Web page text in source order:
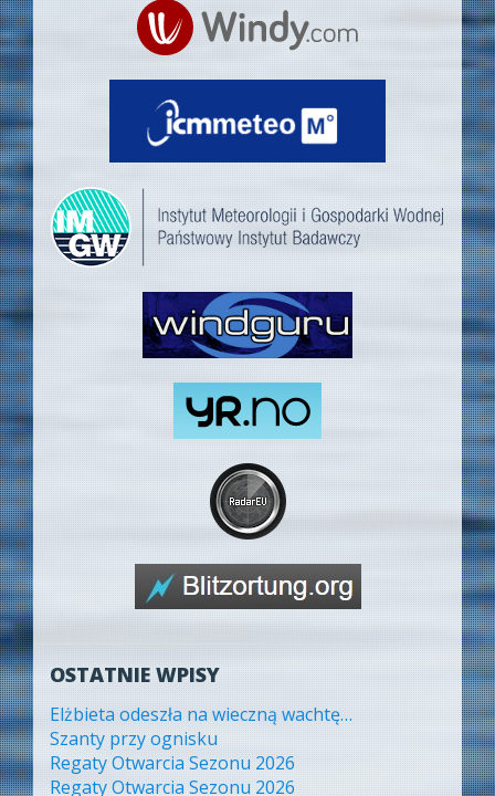
OSTATNIE WPISY
Elżbieta odeszła na wieczną wachtę…
Szanty przy ognisku
Regaty Otwarcia Sezonu 2026
Regaty Otwarcia Sezonu 2026